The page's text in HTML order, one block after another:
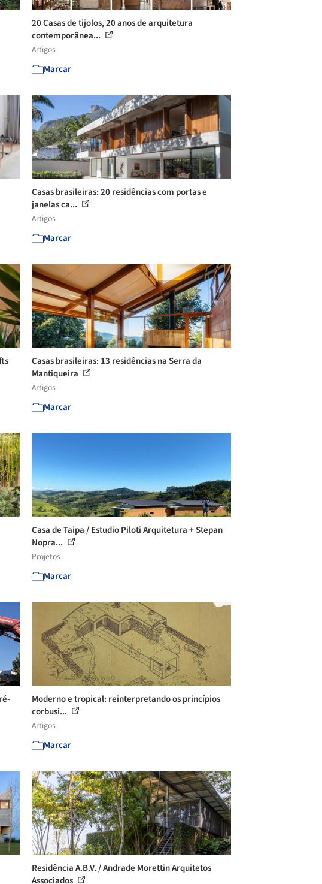
20 Casas de tijolos, 20 anos de arquitetura
contemporânea...
Artigos
Marcar
Casas brasileiras: 20 residências com portas e
janelas ca...
Artigos
Marcar
Casas brasileiras: 13 residências na Serra da
Mantiqueira
Artigos
Marcar
Casa de Taipa / Estudio Piloti Arquitetura + Stepan
Nopra...
Projetos
Marcar
Moderno e tropical: reinterpretando os princípios
corbusi...
Artigos
Marcar
Residência A.B.V. / Andrade Morettin Arquitetos
Associados